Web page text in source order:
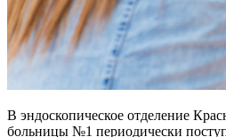
В эндоскопическое отделение
больницы №1 периодически